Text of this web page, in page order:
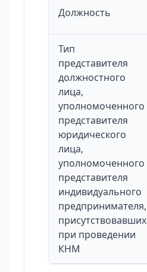
Должность
Тип
представителя
должностного
лица,
уполномоченного
представителя
юридического
лица,
уполномоченного
представителя
индивидуального
предпринимателя,
присутствовавших
при проведении
КНМ